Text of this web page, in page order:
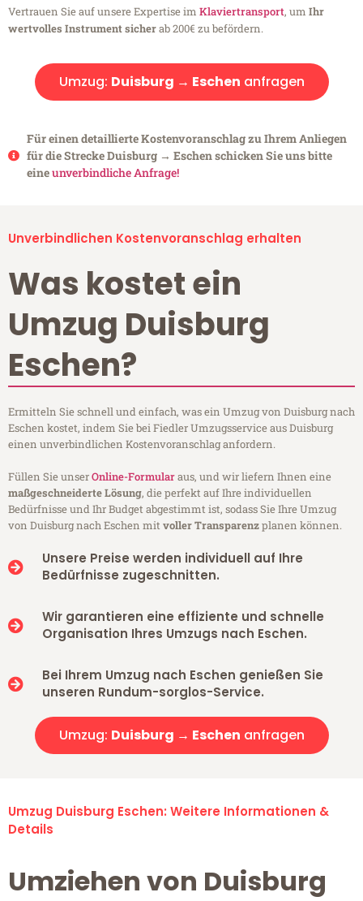
Vertrauen Sie auf unsere Expertise im Klaviertransport, um Ihr
wertvolles Instrument sicherab 200€ zu befördern.
Umzug: Duisburg → Eschen anfragen
Für einen detaillierte Kostenvoranschlag zu Ihrem Anliegen
für die Strecke Duisburg → Eschen schicken Sie uns bitte
eineunverbindliche Anfrage!
Unverbindlichen Kostenvoranschlag erhalten
Was kostet ein
Umzug Duisburg
Eschen?
Ermitteln Sie schnell und einfach, was ein Umzug von Duisburg nach
Eschen kostet, indem Sie bei Fiedler Umzugsservice aus Duisburg
einen unverbindlichen Kostenvoranschlag anfordern.
Füllen Sie unserOnline-Formularaus, und wir liefern Ihnen eine
maßgeschneiderte Lösung, die perfekt auf Ihre individuellen
Bedürfnisse und Ihr Budget abgestimmt ist, sodass Sie Ihre Umzug
von Duisburg nach Eschen mitvoller Transparenzplanen können.
Unsere Preise werden individuell auf Ihre
Bedürfnisse zugeschnitten.
Wir garantieren eine effiziente und schnelle
Organisation Ihres Umzugs nach Eschen.
Bei Ihrem Umzug nach Eschen genießen Sie
unseren Rundum-sorglos-Service.
Umzug: Duisburg → Eschen anfragen
Umzug Duisburg Eschen: Weitere Informationen &
Details
Umziehen von Duisburg